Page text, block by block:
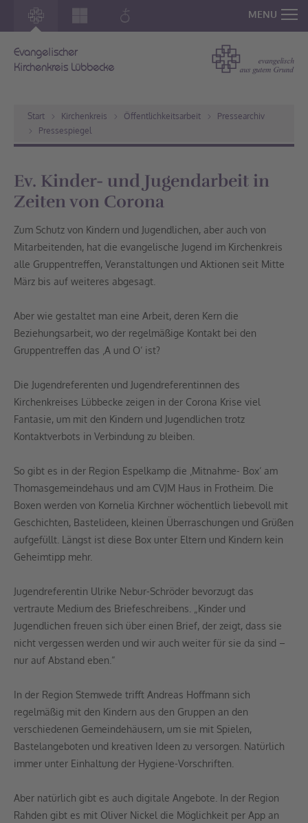
MENU
Evangelischer
Kirchenkreis Lübbecke
Start Kirchenkreis Öffentlichkeitsarbeit
Pressearchiv
Pressespiegel
Ev. Kinder- und Jugendarbeit in
Zeiten von Corona
Zum Schutz von Kindern und Jugendlichen, aber auch von
Mitarbeitenden, hat die evangelische Jugend im Kirchenkreis
alle Gruppentreffen, Veranstaltungen und Aktionen seit Mitte
März bis auf weiteres abgesagt.
Aber wie gestaltet man eine Arbeit, deren Kern die
Beziehungsarbeit, wo der regelmäßige Kontakt bei den
Gruppentreffen das ‚A und O‘ ist?
Die Jugendreferenten und Jugendreferentinnen des
Kirchenkreises Lübbecke zeigen in der Corona Krise viel
Fantasie, um mit den Kindern und Jugendlichen trotz
Kontaktverbots in Verbindung zu bleiben.
So gibt es in der Region Espelkamp die ‚Mitnahme- Box‘ am
Thomasgemeindehaus und am CVJM Haus in Frotheim. Die
Boxen werden von Kornelia Kirchner wöchentlich liebevoll mit
Geschichten, Bastelideen, kleinen Überraschungen und Grüßen
aufgefüllt. Längst ist diese Box unter Eltern und Kindern kein
Geheimtipp mehr.
Jugendreferentin Ulrike Nebur-Schröder bevorzugt das
vertraute Medium des Briefeschreibens. „Kinder und
Jugendlichen freuen sich über einen Brief, der zeigt, dass sie
nicht vergessen werden und wir auch weiter für sie da sind –
nur auf Abstand eben.“
In der Region Stemwede trifft Andreas Hoffmann sich
regelmäßig mit den Kindern aus den Gruppen an den
verschiedenen Gemeindehäusern, um sie mit Spielen,
Bastelangeboten und kreativen Ideen zu versorgen. Natürlich
immer unter Einhaltung der Hygiene-Vorschriften.
Aber natürlich gibt es auch digitale Angebote. In der Region
Rahden gibt es mit Oliver Nickel die Möglichkeit per App an